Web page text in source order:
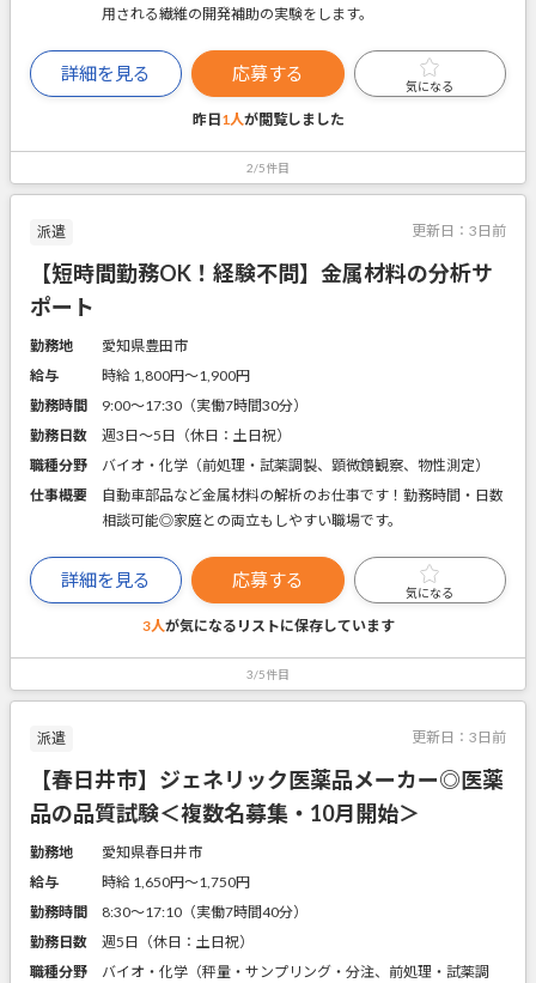
用される繊維の開発補助の実験をします。
詳細を見る 応募する
気になる
昨日1人が閲覧しました
2/5件目
派遣 更新日： 3日前
【短時間勤務OK！経験不問】金属材料の分析サ
ポート
勤務地
愛知県豊田市
給与
時給 1,800円〜1,900円
勤務時間
9:00～17:30（実働7時間30分）
勤務日数
週3日～5日（休日：土日祝）
職種分野
バイオ・化学（前処理・試薬調製、顕微鏡観察、物性測定）
仕事概要
自動車部品など金属材料の解析のお仕事です！勤務時間・日数
相談可能◎家庭との両立もしやすい職場です。
詳細を見る 応募する
気になる
3人が気になるリストに保存しています
3/5件目
派遣 更新日： 3日前
【春日井市】ジェネリック医薬品メーカー◎医薬
品の品質試験＜複数名募集・10月開始＞
勤務地
愛知県春日井市
給与
時給 1,650円〜1,750円
勤務時間
8:30～17:10（実働7時間40分）
勤務日数
週5日（休日：土日祝）
職種分野
バイオ・化学（秤量・サンプリング・分注、前処理・試薬調